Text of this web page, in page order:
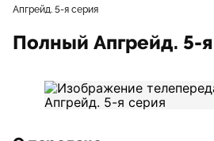
Апгрейд. 5-я серия
Полный Апгрейд. 5-